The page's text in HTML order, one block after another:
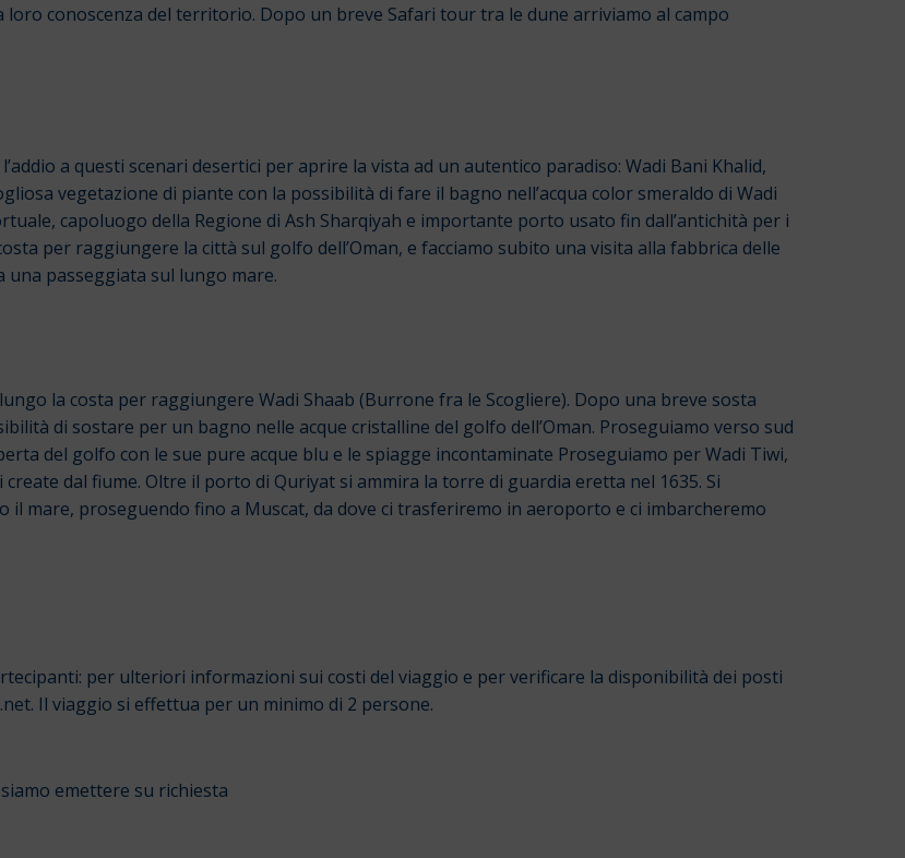
conoscenza del territorio. Dopo un breve Safari tour tra le dune arriviamo al campo
a questi scenari desertici per aprire la vista ad un autentico paradiso: Wadi Bani Khalid,
vegetazione di piante con la possibilità di fare il bagno nell’acqua color smeraldo di Wadi
capoluogo della Regione di Ash Sharqiyah e importante porto usato fin dall’antichità per i
per raggiungere la città sul golfo dell’Oman, e facciamo subito una visita alla fabbrica delle
passeggiata sul lungo mare.
la costa per raggiungere Wadi Shaab (Burrone fra le Scogliere). Dopo una breve sosta
di sostare per un bagno nelle acque cristalline del golfo dell’Oman. Proseguiamo verso sud
del golfo con le sue pure acque blu e le spiagge incontaminate Proseguiamo per Wadi Tiwi,
dal fiume. Oltre il porto di Quriyat si ammira la torre di guardia eretta nel 1635. Si
mare, proseguendo fino a Muscat, da dove ci trasferiremo in aeroporto e ci imbarcheremo
per ulteriori informazioni sui costi del viaggio e per verificare la disponibilità dei posti
Il viaggio si effettua per un minimo di 2 persone.
emettere su richiesta